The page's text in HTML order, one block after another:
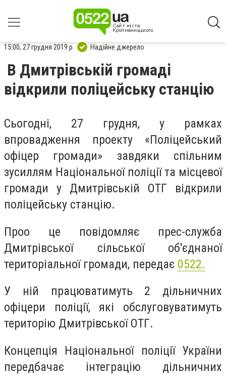
15:00, 27 грудня 2019 р. Надійне джерело
В Дмитрівській громаді
відкрили поліцейську станцію
Сьогодні, 27 грудня, у рамках
впровадження проекту «Поліцейський
офіцер громади» завдяки спільним
зусиллям Національної поліціїта місцевої
громади у Дмитрівській ОТГ відкрили
поліцейську станцію.
Проо це повідомляє прес-служба
Дмитрівської сільської об'єднаної
територіальної громади, передає 0522.
У ній працюватимуть 2 дільничних
офіцери поліції, які обслуговуватимуть
територію Дмитрівської ОТГ.
Концепція Національної поліції України
передбачає інтеграцію дільничних